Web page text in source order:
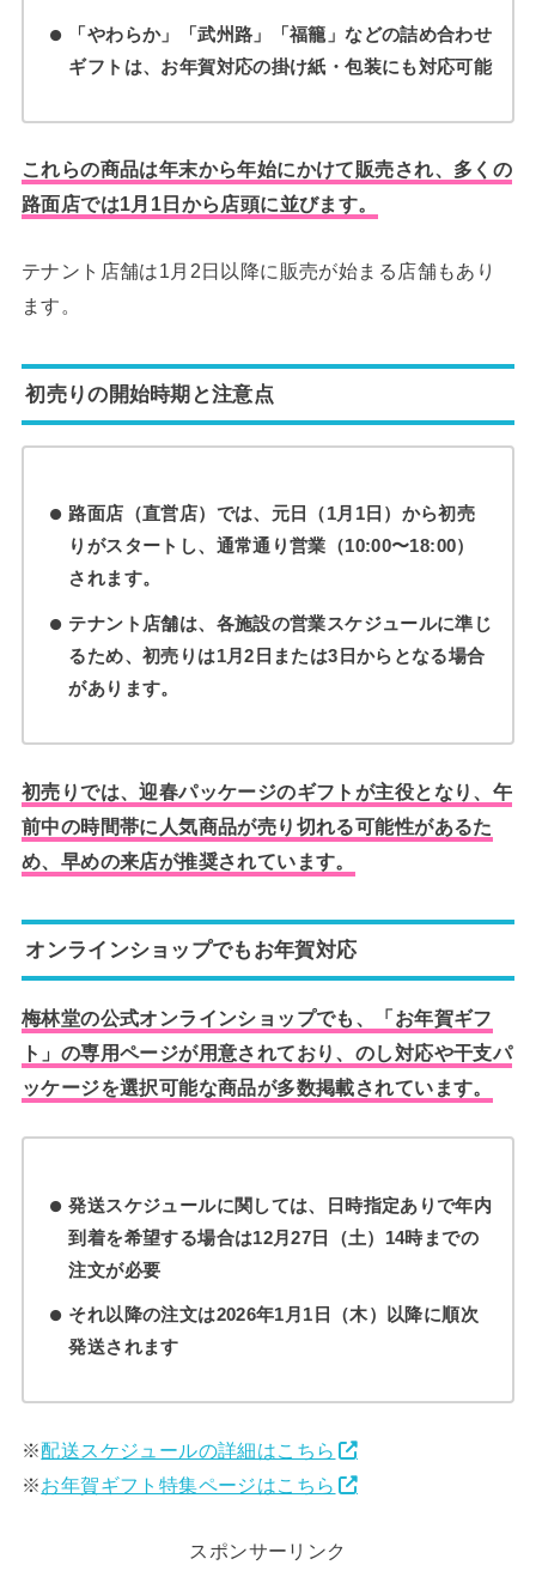
「やわらか」「武州路」「福籠」などの詰め合わせ
ギフトは、お年賀対応の掛け紙・包装にも対応可能
これらの商品は年末から年始にかけて販売され、多くの
路面店では1月1日から店頭に並びます。
テナント店舗は1月2日以降に販売が始まる店舗もあり
ます。
初売りの開始時期と注意点
路面店（直営店）では、元日（1月1日）から初売
りがスタートし、通常通り営業（10:00〜18:00）
されます。
テナント店舗は、各施設の営業スケジュールに準じ
るため、初売りは1月2日または3日からとなる場合
があります。
初売りでは、迎春パッケージのギフトが主役となり、午
前中の時間帯に人気商品が売り切れる可能性があるた
め、早めの来店が推奨されています。
オンラインショップでもお年賀対応
梅林堂の公式オンラインショップでも、「お年賀ギフ
ト」の専用ページが用意されており、のし対応や干支パ
ッケージを選択可能な商品が多数掲載されています。
発送スケジュールに関しては、日時指定ありで年内
到着を希望する場合は12月27日（土）14時までの
注文が必要
それ以降の注文は2026年1月1日（木）以降に順次
発送されます
※配送スケジュールの詳細はこちら
※お年賀ギフト特集ページはこちら
スポンサーリンク